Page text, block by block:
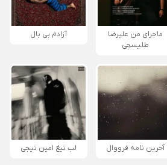
ماجرای من علیرضا
طلیسچی
آزادم بی بال
آخرین نامه فرووال لب تیغ امین تیجی